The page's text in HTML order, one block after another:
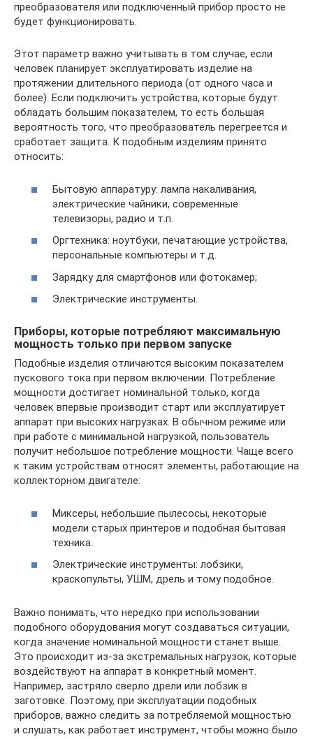
преобразователя или подключенный прибор просто не
будет функционировать.
Этот параметр важно учитывать в том случае, если
человек планирует эксплуатировать изделие на
протяжении длительного периода (от одного часа и
более). Если подключить устройства, которые будут
обладать большим показателем, то есть большая
вероятность того, что преобразователь перегреется и
сработает защита. К подобным изделиям принято
относить:
Бытовую аппаратуру: лампа накаливания,
электрические чайники, современные
телевизоры, радио и т.п.
Оргтехника: ноутбуки, печатающие устройства,
персональные компьютеры и т.д.
Зарядку для смартфонов или фотокамер;
Электрические инструменты.
Приборы, которые потребляют максимальную
мощность только при первом запуске
Подобные изделия отличаются высоким показателем
пускового тока при первом включении. Потребление
мощности достигает номинальной только, когда
человек впервые производит старт или эксплуатирует
аппарат при высоких нагрузках. В обычном режиме или
при работе с минимальной нагрузкой, пользователь
получит небольшое потребление мощности. Чаще всего
к таким устройствам относят элементы, работающие на
коллекторном двигателе:
Миксеры, небольшие пылесосы, некоторые
модели старых принтеров и подобная бытовая
техника.
Электрические инструменты: лобзики,
краскопульты, УШМ, дрель и тому подобное.
Важно понимать, что нередко при использовании
подобного оборудования могут создаваться ситуации,
когда значение номинальной мощности станет выше.
Это происходит из-за экстремальных нагрузок, которые
воздействуют на аппарат в конкретный момент.
Например, застряло сверло дрели или лобзик в
заготовке. Поэтому, при эксплуатации подобных
приборов, важно следить за потребляемой мощностью
и слушать, как работает инструмент, чтобы можно было